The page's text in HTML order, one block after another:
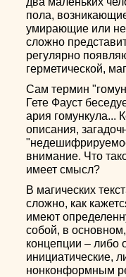
пола,
умирающие или
сложно
регулярно
герметической,
Сам термин
Гете Фауст
ария гомункула...
описания,
внимание. Что
имеет смысл?
В магических
сложно, как
имеют
собой, в
концепции – либо
инициатические,
нонконформным